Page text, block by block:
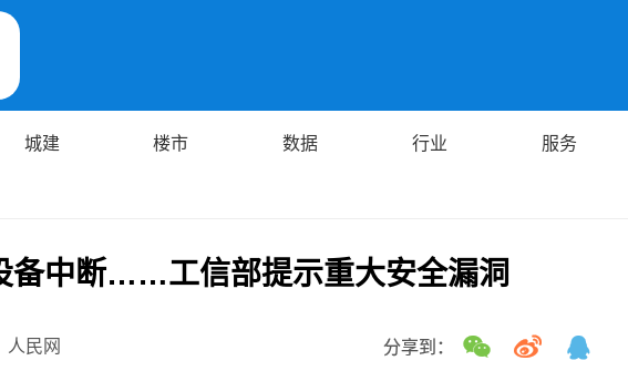
城建 楼市 数据 行业 服务
备中断……工信部提示重大安全漏洞
人民网 分享到：